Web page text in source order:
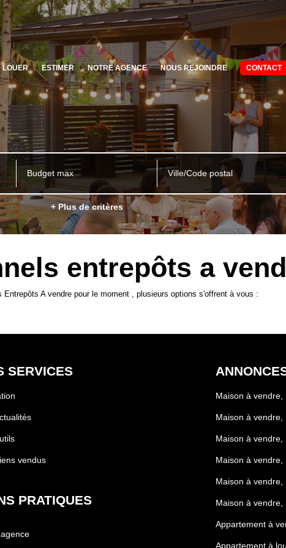
LOUER ESTIMER NOTRE AGENCE NOUS REJOINDRE CONTACT
Ville/Code postal
+ Plus de critères
entrepôts a
A vendre pour le moment , plusieurs options s'offrent à vous :
SERVICES
vendus
PRATIQUES
Maison à vendre,
Maison à vendre,
Maison à vendre,
Maison à vendre,
Maison à vendre,
Maison à vendre,
Appartement à
Appartement à